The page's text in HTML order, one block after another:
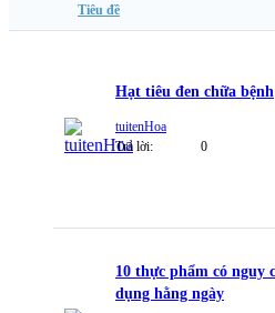
Tiêu đề
Hạt tiêu đen chữa bệnh
tuitenHoa
Trả lời:
0
10 thực phẩm có nguy
dụng hằng ngày